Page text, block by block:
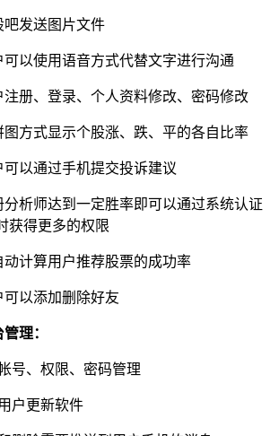
吧发送图片文件
可以使用语音方式代替文字进行沟通
注册、登录、个人资料修改、密码修改
图方式显示个股涨、跌、平的各自比率
可以通过手机提交投诉建议
分析师达到一定胜率即可以通过系统认证
获得更多的权限
动计算用户推荐股票的成功率
可以添加删除好友
理：
号、权限、密码管理
户更新软件